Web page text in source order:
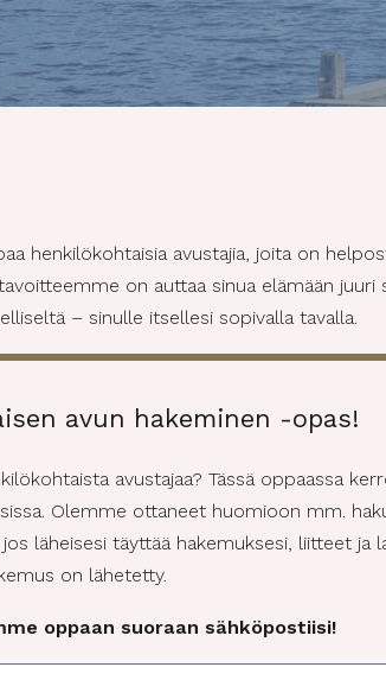
henkilökohtaisia avustajia, joita on
on auttaa sinua elämään juuri
– sinulle itsellesi sopivalla tavalla.
avun hakeminen -opas!
avustajaa? Tässä oppaassa
Olemme ottaneet huomioon mm.
läheisesi täyttää hakemuksesi, liitteet ja
on lähetetty.
oppaan suoraan sähköpostiisi!